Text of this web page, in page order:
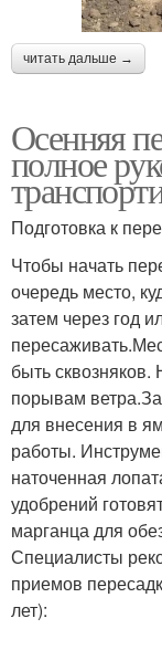
читать дальше →
Осенняя
полное
Подготовка к
Чтобы начать
очередь место,
затем через год
быть
порывам
для внесения в
работы.
наточенная
удобрений
марганца для
Специалисты
приемов
лет):